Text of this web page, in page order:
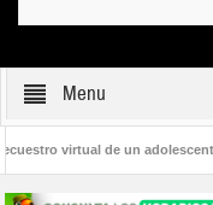
Menu
virtual de un adolescente
Palmas Avanza la